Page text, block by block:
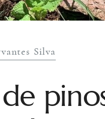
Silva